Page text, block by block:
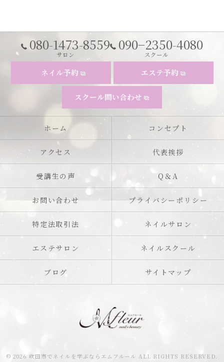
080-1473-8559
サロン
090−2350-4080
スクール
ネイル予約
スクール問い合わせ
エステ予約
ホーム コンセプト
アクセス 代表挨拶
受講生の声 Q＆A
お問い合わせ プライバシーポリシー
特定法取引法 ネイルサロン
エステサロン ネイルスクール
ブログ サイトマップ
© 2026 吹田市でネイルを学ぶならエムフルール ALL RIGHTS RESERVED.